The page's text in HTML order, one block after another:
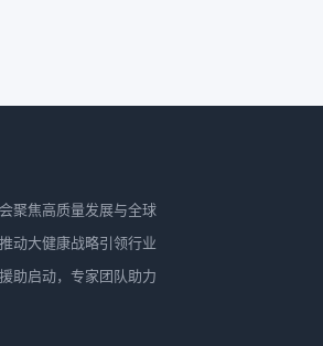
聚焦高质量发展与全球
动大健康战略引领行业
助启动，专家团队助力